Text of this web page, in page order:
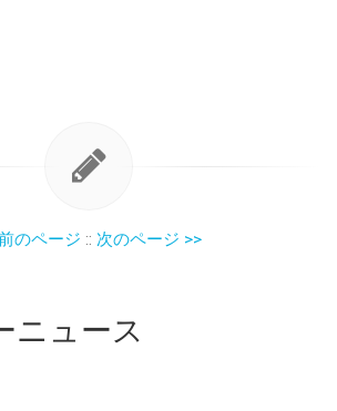
のページ :: 次のページ >>
ニュース